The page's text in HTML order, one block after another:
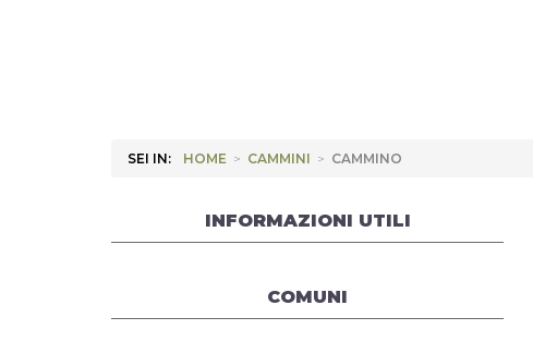
SEI IN: HOME > CAMMINI > CAMMINO
INFORMAZIONI UTILI
COMUNI